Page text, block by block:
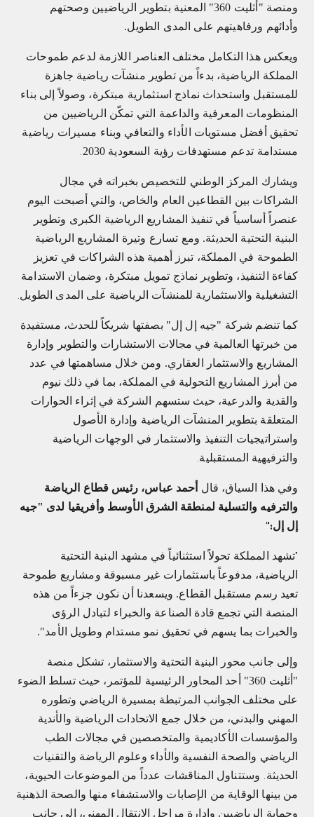
ومنصة "أثليت 360" المعنية بتطوير الرياضيين وصحتهم
وأدائهم ورفاهيتهم على المدى الطويل.
ويعكس هذا التكامل مختلف العناصر اللازمة لدعم طموحات
المملكة الرياضية، بدءاً من تطوير منشآت رياضية جاهزة
للمستقبل واستحداث نماذج استثمارية مبتكرة، وصولاً إلى بناء
المنظومات المعرفية والداعمة التي تمكّن الرياضيين من
تحقيق أفضل مستويات الأداء والتعافي وبناء مسيرات رياضية
مستدامة تدعم مستهدفات رؤية السعودية 2030
.
ويشارك المركز الوطني للتخصيص بخبراته في مجال
الشراكات بين القطاعين العام والخاص، والتي أصبحت اليوم
عنصراً أساسياً في تنفيذ المشاريع الرياضية الكبرى وتطوير
البنية التحتية الحديثة. ومع تسارع وتيرة المشاريع الرياضية
الطموحة في المملكة، تبرز أهمية هذه الشراكات في تعزيز
كفاءة التنفيذ، وتطوير نماذج تمويل مبتكرة، وضمان الاستدامة
التشغيلية والاستثمارية للمنشآت الرياضية على المدى الطويل.
كما تنضم شركة "جيه إل إل" بصفتها شريكاً للحدث، مستفيدة
من خبرتها العالمية في مجالات الاستشارات والتطوير وإدارة
المشاريع والاستثمار العقاري. ومن خلال مساهمتها في عدد
من أبرز المشاريع التحولية في المملكة، بما في ذلك نيوم
والقدية والدرعية، حيث ستسهم الشركة في إثراء الحوارات
المتعلقة بتطوير المنشآت الرياضية وإدارة الأصول
واستراتيجيات التنفيذ والاستثمار في الوجهات الرياضية
والترفيهية المستقبلية.
وفي هذا السياق، قال أحمد عباس، رئيس قطاع الرياضة
والترفيه والتسلية لمنطقة الشرق الأوسط وأفريقيا لدى "جيه
إل إل":
تشهد المملكة تحولاً استثنائياً في مشهد البنية التحتية
الرياضية، مدفوعاً باستثمارات غير مسبوقة ومشاريع طموحة
تعيد رسم مستقبل القطاع. ويسعدنا أن نكون جزءاً من هذه
المنصة التي تجمع قادة الصناعة والخبراء لتبادل الرؤى
والخبرات بما يسهم في تحقيق نمو مستدام وطويل الأمد".
وإلى جانب محور البنية التحتية والاستثمار، تشكل منصة
"أثليت 360" أحد المحاور الرئيسية للمؤتمر، حيث تسلط الضوء
على مختلف الجوانب المرتبطة بمسيرة الرياضي وتطوره
المهني والبدني، من خلال جمع الاتحادات الرياضية والأندية
والمؤسسات الأكاديمية والمتخصصين في مجالات الطب
الرياضي والصحة النفسية والأداء وعلوم الرياضة والتقنيات
الحديثة. وستتناول المناقشات عدداً من الموضوعات الحيوية،
من بينها الوقاية من الإصابات والاستشفاء منها والصحة الذهنية
وحماية الرياضيين وإدارة مراحل الانتقال المهني، إلى جانب